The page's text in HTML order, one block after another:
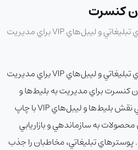
کنسرت
چاپ بليط‌ها، پوسترهاي تبليغاتي و ليبل‌هاي VIP براي مديريت
چاپ بليط‌ها، پوسترهاي تبليغاتي و ليبل‌هاي VIP براي مديريت
کنسرت براي مديريت به بليط‌ها و
پوسترها نياز دارند. نامي نقش بليط‌ها و ليبل‌هاي VIP با چاپ
به سازماندهي و بازاريابي
تبليغاتي، مخاطبان را جذب